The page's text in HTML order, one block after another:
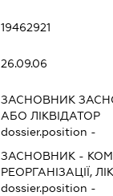
19462921
26.09.06
ЗАСНОВНИК
АБО ЛІКВІДАТОР
dossier.position -
ЗАСНОВНИК -
РЕОРГАНІЗАЦІЇ,
dossier.position -